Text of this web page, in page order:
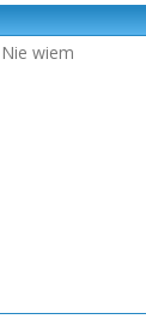
Nie wiem